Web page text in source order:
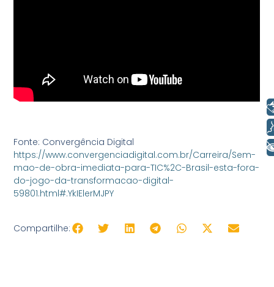
Fonte: Convergência Digital
https://www.convergenciadigital.com.br/Carreira/Sem-
mao-de-obra-imediata-para-TIC%2C-Brasil-esta-fora-
do-jogo-da-transformacao-digital-
59801.html#.YkIElerMJPY
Compartilhe:
+ Acessibilidade